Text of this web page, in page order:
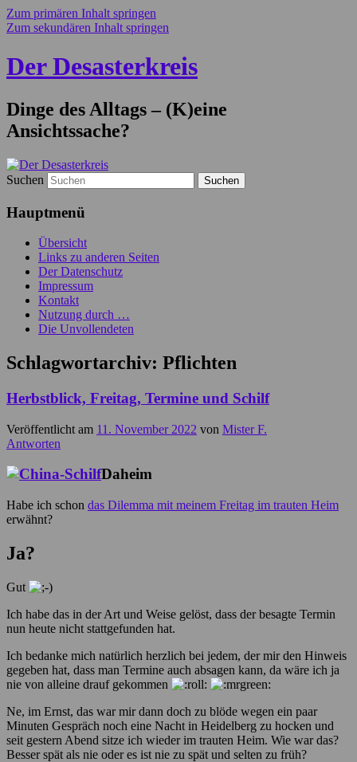
Zum primären Inhalt springen
Zum sekundären Inhalt springen
Der Desasterkreis
Dinge des Alltags – (K)eine
Ansichtssache?
Suchen
Hauptmenü
Übersicht
Links zu anderen Seiten
Der Datenschutz
Impressum
Kontakt
Nutzung durch …
Die Unvollendeten
Schlagwortarchiv: Pflichten
Herbstblick, Freitag, Termine und Schilf
Veröffentlicht am 11. November 2022 von Mister F.
Antworten
Daheim
Habe ich schon das Dilemma mit meinem Freitag im trauten Heim
erwähnt?
Ja?
Gut
Ich habe das in der Art und Weise gelöst, dass der besagte Termin
nun heute nicht stattgefunden hat.
Ich bedanke mich natürlich herzlich bei jedem, der mir den Hinweis
gegeben hat, dass man Termine auch absagen kann, da wäre ich ja
nie von alleine drauf gekommen
Ne, im Ernst, das war mir dann doch zu blöde wegen ein paar
Minuten Gespräch noch eine Nacht in Heidelberg zu hocken und
seit gestern Abend sitze ich wieder im trauten Heim. Wie war das?
Besser spät als nie oder es ist nie zu spät und selten zu früh?